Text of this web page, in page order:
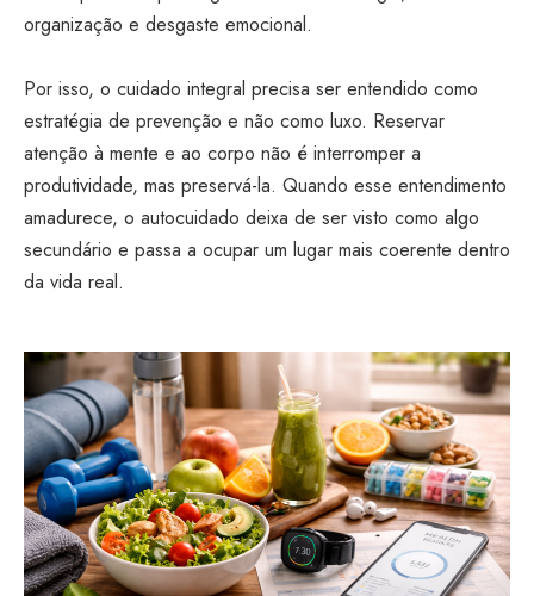
organização e desgaste emocional.
Por isso, o cuidado integral precisa ser entendido como
estratégia de prevenção e não como luxo. Reservar
atenção à mente e ao corpo não é interromper a
produtividade, mas preservá-la. Quando esse entendimento
amadurece, o autocuidado deixa de ser visto como algo
secundário e passa a ocupar um lugar mais coerente dentro
da vida real.